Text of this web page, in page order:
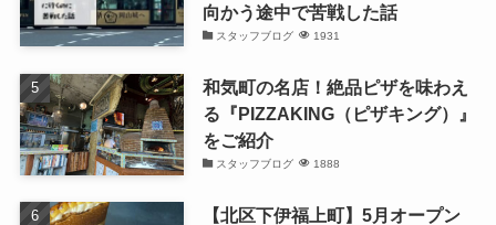
向かう途中で苦戦した話
スタッフブログ 1931
和気町の名店！絶品ピザを味わえ
る『PIZZAKING（ピザキング）』
をご紹介
スタッフブログ 1888
【北区下伊福上町】5月オープン